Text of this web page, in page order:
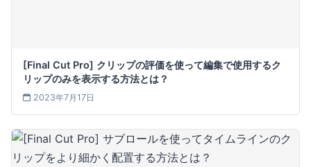
[Final Cut Pro] クリップの評価を使って編集で使用するク
リップのみを表示する方法とは？
2023年7月17日